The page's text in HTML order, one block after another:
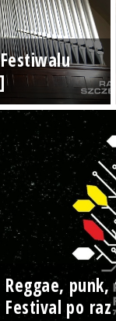
Reggae,
Festival po raz